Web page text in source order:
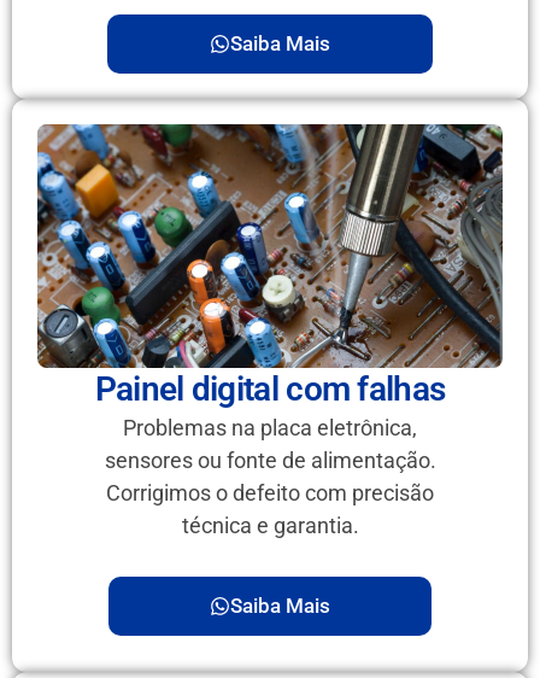
Saiba Mais
Painel digital com falhas
Problemas na placa eletrônica,
sensores ou fonte de alimentação.
Corrigimos o defeito com precisão
técnica e garantia.
Saiba Mais